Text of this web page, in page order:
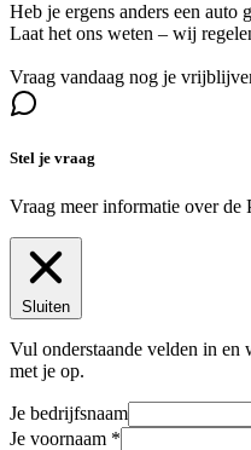
Heb je ergens anders een
Laat het ons weten – wij
Vraag vandaag nog je
Stel je vraag
Vraag meer informatie over de
Sluiten
Vul onderstaande velden in
met je op.
Je bedrijfsnaam
Je voornaam